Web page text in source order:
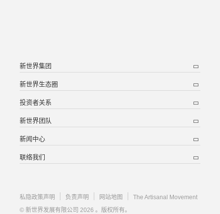
新世界集团
新世界生态圈
投资者关系
新世界团队
新闻中心
联络我们
私隐政策声明 负责声明 网站地图
The Artisanal Movement
© 新世界发展有限公司 2026 。版权所有。